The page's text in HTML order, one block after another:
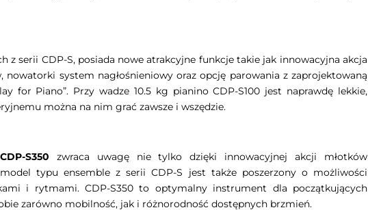
z serii CDP-S, posiada nowe atrakcyjne funkcje takie jak innowacyjna akcja
nowatorki system nagłośnieniowy oraz opcję parowania z zaprojektowaną
for Piano”. Przy wadze 10.5 kg pianino CDP-S100 jest naprawdę lekkie,
można na nim grać zawsze i wszędzie.
CDP-S350 zwraca uwagę nie tylko dzięki innowacyjnej akcji młotków
typu ensemble z serii CDP-S jest także poszerzony o możliwości
i rytmami. CDP-S350 to optymalny instrument dla początkujących
zarówno mobilność, jak i różnorodność dostępnych brzmień.